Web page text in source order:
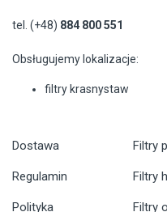
tel. (+48) 884 800 551
Obsługujemy lokalizacje:
filtry krasnystaw
Dostawa
Regulamin
Polityka
Filtry
Filtry
Filtry